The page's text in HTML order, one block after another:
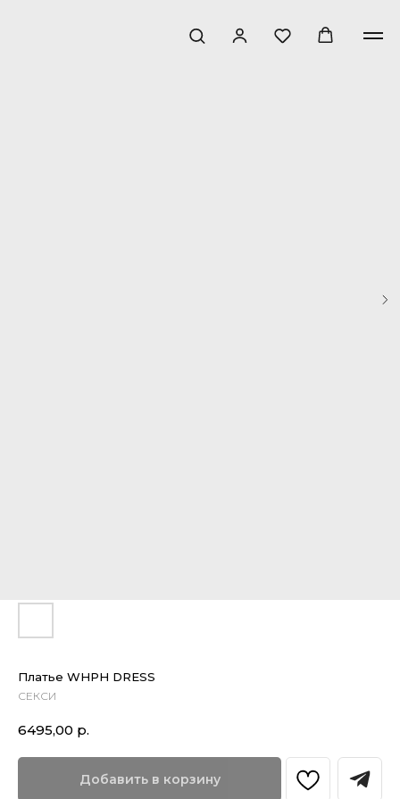
Платье WHPH DRESS
СЕКСИ
6495,00 р.
Добавить в корзину